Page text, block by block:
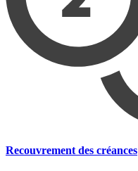
Recouvrement des créances